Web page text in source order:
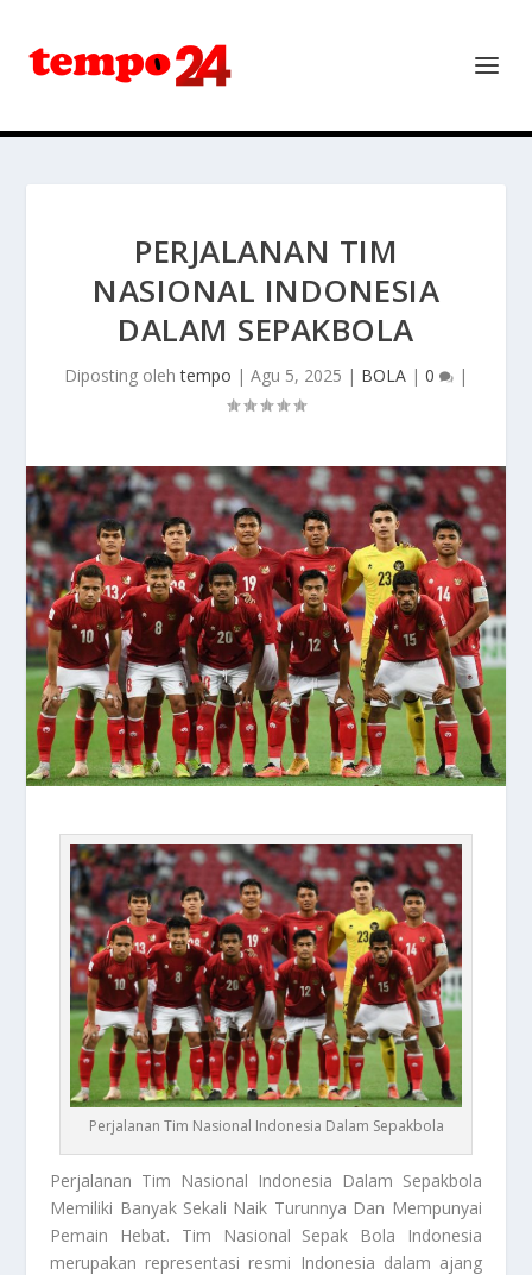
PERJALANAN TIM
NASIONAL INDONESIA
DALAM SEPAKBOLA
Diposting olehtempo | Agu 5, 2025 | BOLA | 0 |
Perjalanan Tim Nasional Indonesia Dalam Sepakbola
Perjalanan Tim Nasional Indonesia Dalam Sepakbola
Memiliki Banyak Sekali Naik Turunnya Dan Mempunyai
Pemain Hebat. Tim Nasional Sepak Bola Indonesia
merupakan representasi resmi Indonesia dalam ajang